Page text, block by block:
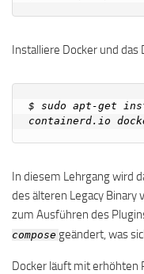
Installiere Docker und das
$ sudo apt-get
In diesem Lehrgang wird
des älteren Legacy Binary
zum Ausführen des
compose geändert, was
Docker läuft mit erhöhten